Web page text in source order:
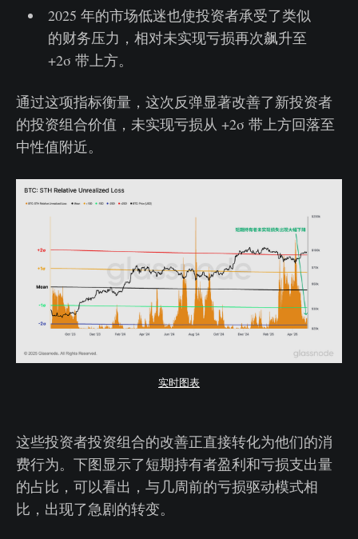
2025 年的市场低迷也使投资者承受了类似
的财务压力，相对未实现亏损再次飙升至
+2σ 带上方。
通过这项指标衡量，这次反弹显著改善了新投资者
的投资组合价值，未实现亏损从 +2σ 带上方回落至
中性值附近。
实时图表
这些投资者投资组合的改善正直接转化为他们的消
费行为。下图显示了短期持有者盈利和亏损支出量
的占比，可以看出，与几周前的亏损驱动模式相
比，出现了急剧的转变。